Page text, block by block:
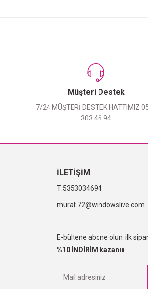
Müşteri Destek
7/24 MÜŞTERİ DESTEK HATTIMIZ
303 46 94
İLETİŞİM
5353034694
murat.72@windowslive.com
E-bültene abone olun, ilk
%10 İNDİRİM kazanın